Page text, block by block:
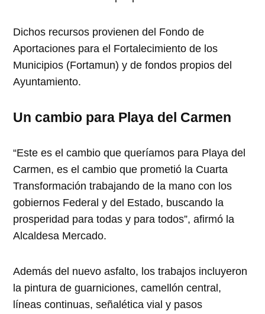
Dichos recursos provienen del Fondo de
Aportaciones para el Fortalecimiento de los
Municipios (Fortamun) y de fondos propios del
Ayuntamiento.
Un cambio para Playa del Carmen
“Este es el cambio que queríamos para Playa del
Carmen, es el cambio que prometió la Cuarta
Transformación trabajando de la mano con los
gobiernos Federal y del Estado, buscando la
prosperidad para todas y para todos”, afirmó la
Alcaldesa Mercado.
Además del nuevo asfalto, los trabajos incluyeron
la pintura de guarniciones, camellón central,
líneas continuas, señalética vial y pasos